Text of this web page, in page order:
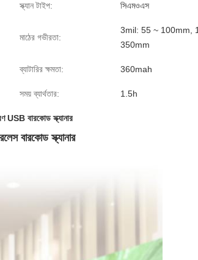
স্ক্যান টাইপ: সিএমওএস
মাঠের গভীরতা:
3mil: 55 ~ 100mm,
350mm
ব্যাটারির ক্ষমতা: 360mah
সময় ব্যার্থতার: 1.5h
USB বারকোড স্ক্যানার
বারকোড স্ক্যানার